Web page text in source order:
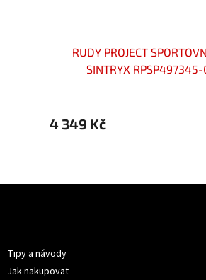
RUDY PROJECT
SINTRYX
4 349 Kč
Tipy a návody
Jak nakupovat